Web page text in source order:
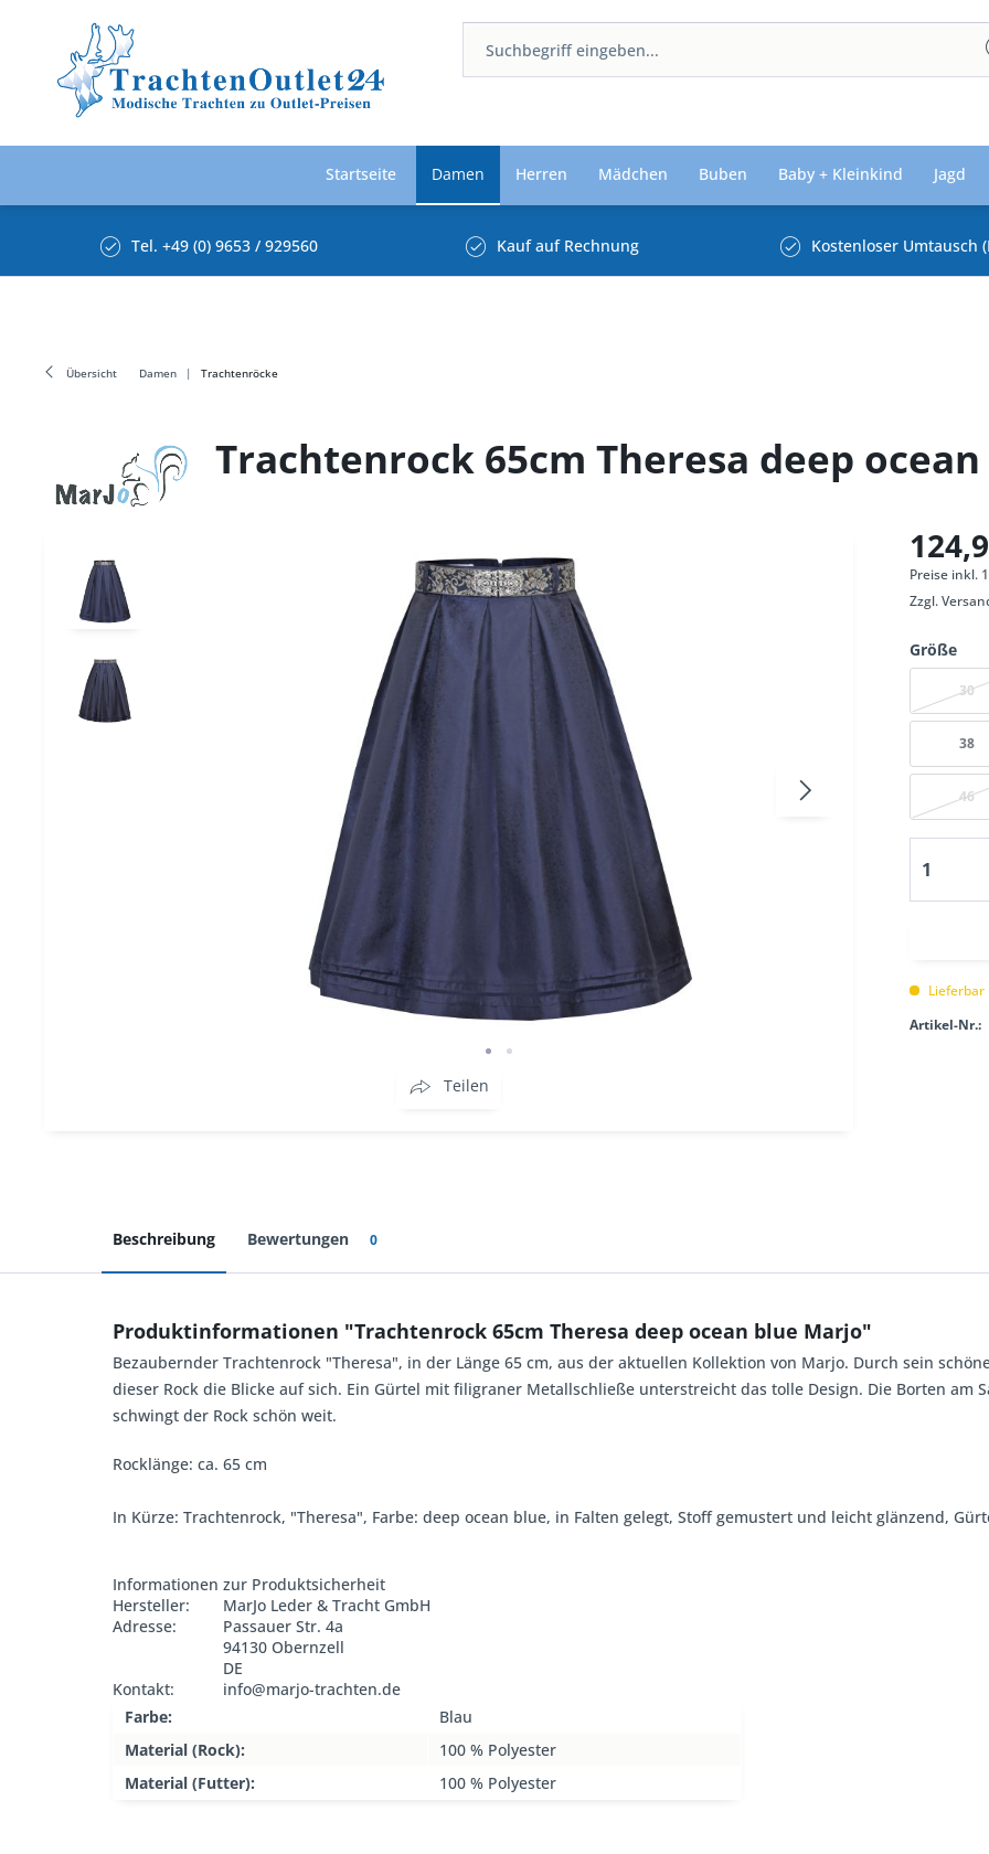
Startseite Damen Herren Mädchen Buben Baby + Kleinkind Jagd
Tel. +49 (0) 9653 / 929560 Kauf auf Rechnung Kostenloser Umtausch
Übersicht Damen Trachtenröcke
Trachtenrock 65cm Theresa deep
Teilen
Preise inkl.
Zzgl.
Größe
30
38
46
Lieferbar
Artikel-Nr.:
Beschreibung Bewertungen 0
Produktinformationen "Trachtenrock 65cm Theresa deep ocean blue Marjo"
Bezaubernder Trachtenrock "Theresa", in der Länge 65 cm, aus der aktuellen Kollektion von Marjo. Durch sein
dieser Rock die Blicke auf sich. Ein Gürtel mit filigraner Metallschließe unterstreicht das tolle Design. Die Borten am
schwingt der Rock schön weit.
Rocklänge: ca. 65 cm
In Kürze: Trachtenrock, "Theresa", Farbe: deep ocean blue, in Falten gelegt, Stoff gemustert und leicht glänzend,
Informationen zur Produktsicherheit
Hersteller:
MarJo Leder & Tracht GmbH
Adresse:
Passauer Str. 4a
94130 Obernzell
DE
Kontakt:
info@marjo-trachten.de
Farbe:
Blau
Material (Rock):
100 % Polyester
Material (Futter):
100 % Polyester